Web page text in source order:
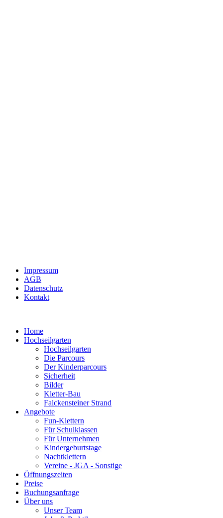
Impressum
AGB
Datenschutz
Kontakt
Home
Hochseilgarten
Hochseilgarten
Die Parcours
Der Kinderparcours
Sicherheit
Bilder
Kletter-Bau
Falckensteiner Strand
Angebote
Fun-Klettern
Für Schulklassen
Für Unternehmen
Kindergeburtstage
Nachtklettern
Vereine - JGA - Sonstige
Öffnungszeiten
Preise
Buchungsanfrage
Über uns
Unser Team